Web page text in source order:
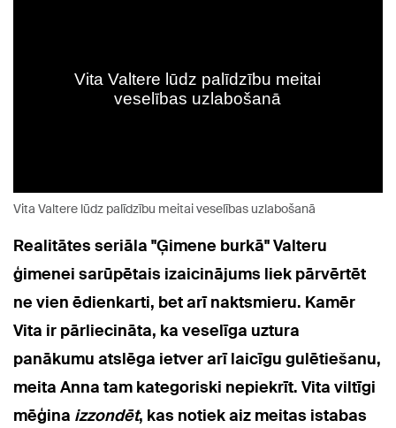
Vita Valtere lūdz palīdzību meitai veselības uzlabošanā
Realitātes seriāla "Ģimene burkā" Valteru
ģimenei sarūpētais izaicinājums liek pārvērtēt
ne vien ēdienkarti, bet arī naktsmieru. Kamēr
Vita ir pārliecināta, ka veselīga uztura
panākumu atslēga ietver arī laicīgu gulētiešanu,
meita Anna tam kategoriski nepiekrīt. Vita viltīgi
mēģina izzondēt, kas notiek aiz meitas istabas